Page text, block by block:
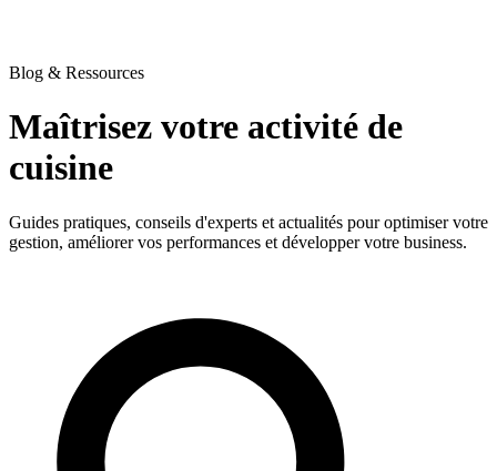
Blog & Ressources
Maîtrisez votre activité de
cuisine
Guides pratiques, conseils d'experts et actualités pour optimiser votre
gestion, améliorer vos performances et développer votre business.